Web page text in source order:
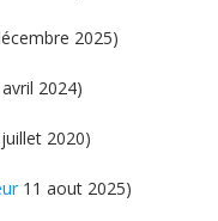
2025)
2024)
2020)
11 aout 2025)